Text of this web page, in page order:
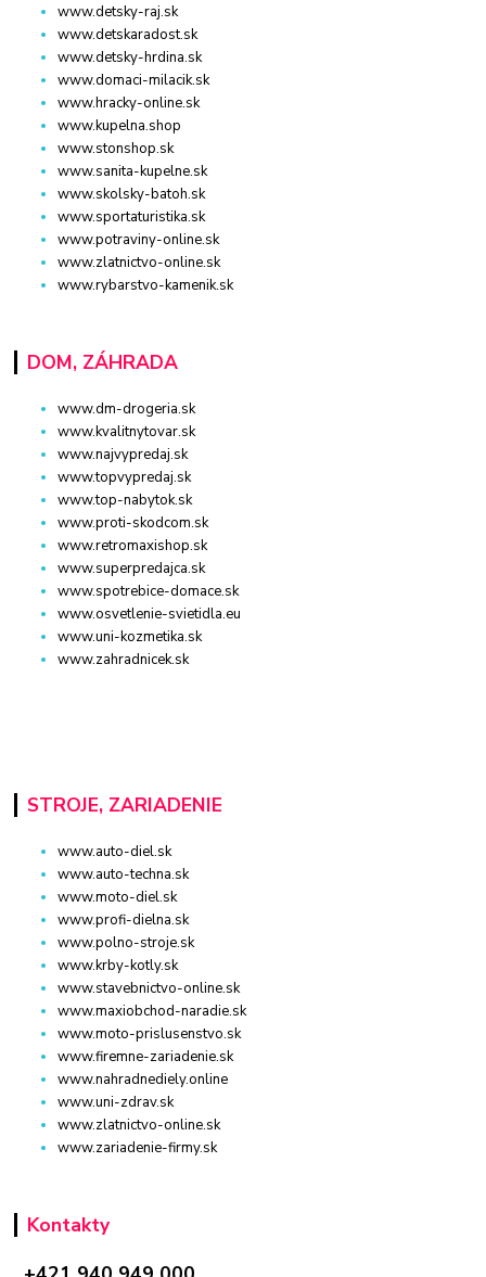
www.detsky-raj.sk
www.detskaradost.sk
www.detsky-hrdina.sk
www.domaci-milacik.sk
www.hracky-online.sk
www.kupelna.shop
www.stonshop.sk
www.sanita-kupelne.sk
www.skolsky-batoh.sk
www.sportaturistika.sk
www.potraviny-online.sk
www.zlatnictvo-online.sk
www.rybarstvo-kamenik.sk
DOM, ZÁHRADA
www.dm-drogeria.sk
www.kvalitnytovar.sk
www.najvypredaj.sk
www.topvypredaj.sk
www.top-nabytok.sk
www.proti-skodcom.sk
www.retromaxishop.sk
www.superpredajca.sk
www.spotrebice-domace.sk
www.osvetlenie-svietidla.eu
www.uni-kozmetika.sk
www.zahradnicek.sk
STROJE, ZARIADENIE
www.auto-diel.sk
www.auto-techna.sk
www.moto-diel.sk
www.profi-dielna.sk
www.polno-stroje.sk
www.krby-kotly.sk
www.stavebnictvo-online.sk
www.maxiobchod-naradie.sk
www.moto-prislusenstvo.sk
www.firemne-zariadenie.sk
www.nahradnediely.online
www.uni-zdrav.sk
www.zlatnictvo-online.sk
www.zariadenie-firmy.sk
Kontakty